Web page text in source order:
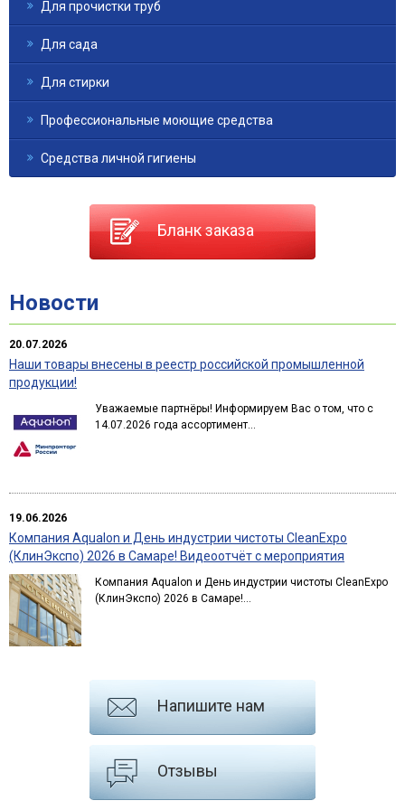
Для прочистки труб
Для сада
Для стирки
Профессиональные моющие средства
Средства личной гигиены
Бланк заказа
Новости
20.07.2026
Наши товары внесены в реестр российской промышленной
продукции!
Уважаемые партнёры! Информируем Вас о том, что с
14.07.2026 года ассортимент...
19.06.2026
Компания Aqualon и День индустрии чистоты CleanExpo
(КлинЭкспо) 2026 в Самаре! Видеоотчёт с мероприятия
Компания Aqualon и День индустрии чистоты CleanExpo
(КлинЭкспо) 2026 в Самаре!...
Напишите нам
Отзывы